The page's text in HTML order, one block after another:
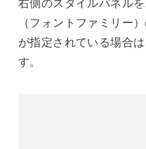
（フォントファミリー
が指定されている場合
す。